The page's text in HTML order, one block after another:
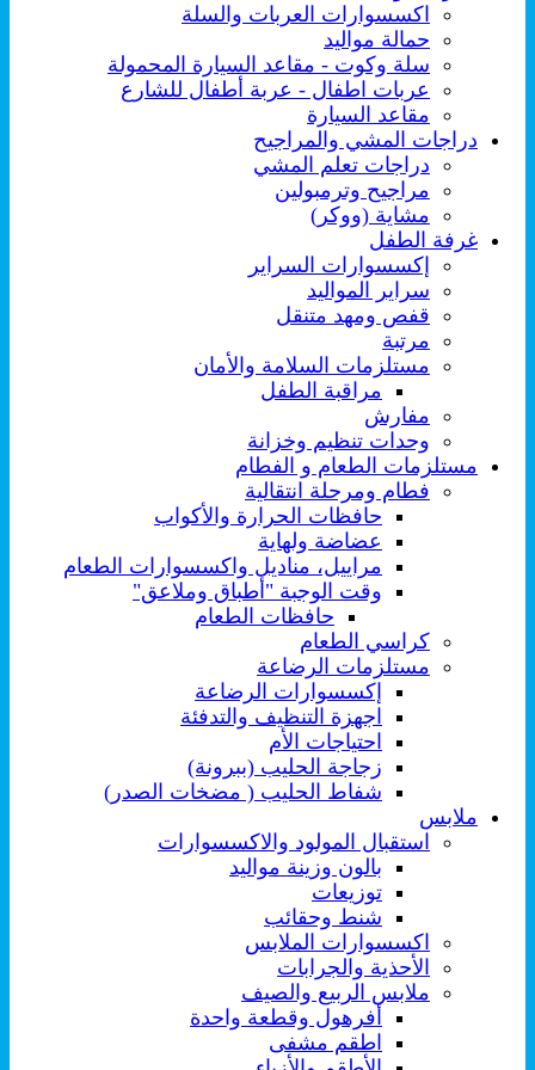
اكسسوارات العربات والسلة
حمالة مواليد
سلة وكوت - مقاعد السيارة المحمولة
عربات اطفال - عربة أطفال للشارع
مقاعد السيارة
دراجات المشي والمراجيح
دراجات تعلم المشي
مراجيح وترمبولين
مشاية (ووكر)
غرفة الطفل
إكسسوارات السراير
سراير المواليد
قفص ومهد متنقل
مرتبة
مستلزمات السلامة والأمان
مراقبة الطفل
مفارش
وحدات تنظيم وخزانة
مستلزمات الطعام و الفطام
فطام ومرحلة انتقالية
حافظات الحرارة والأكواب
عضاضة ولهاية
مراييل، مناديل واكسسوارات الطعام
وقت الوجبة "أطباق وملاعق"
حافظات الطعام
كراسي الطعام
مستلزمات الرضاعة
إكسسوارات الرضاعة
اجهزة التنظيف والتدفئة
احتياجات الأم
زجاجة الحليب (ببرونة)
شفاط الحليب ( مضخات الصدر)
ملابس
استقبال المولود والاكسسوارات
بالون وزينة مواليد
توزيعات
شنط وحقائب
اكسسوارات الملابس
الأحذية والجرابات
ملابس الربيع والصيف
أفرهول وقطعة واحدة
اطقم مشفى